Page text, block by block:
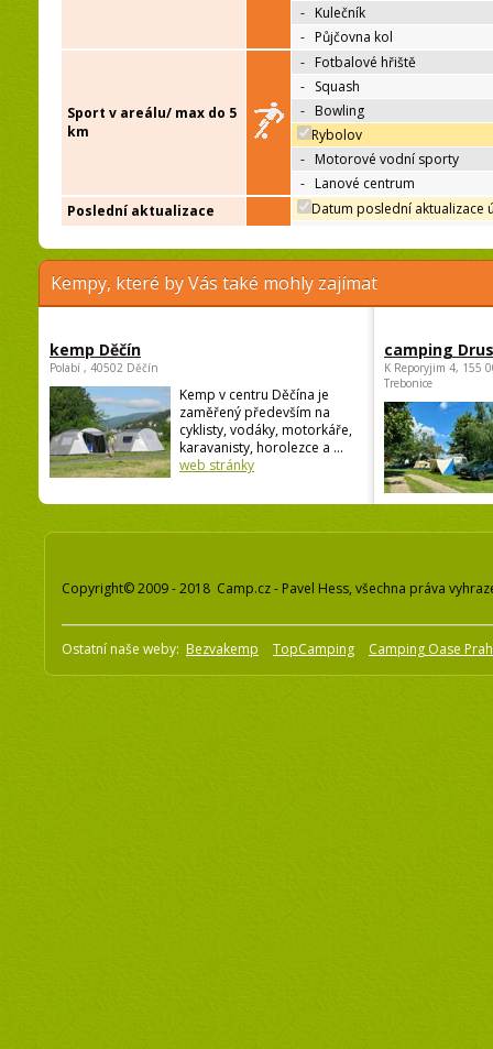
- Kulečník
- Půjčovna kol
Sport v areálu/ max do 5
km
- Fotbalové hřiště
- Squash
- Bowling
Rybolov
- Motorové vodní sporty
- Lanové centrum
Poslední aktualizace
Datum poslední aktualizace
Kempy, které by Vás také mohly zajímat
kemp Děčín
Polabí , 40502 Děčín
Kemp v centru Děčína je
zaměřený především na
cyklisty, vodáky, motorkáře,
karavanisty, horolezce a ...
web stránky
camping
K Reporyjim 4, 155
Trebonice
Copyright© 2009 - 2018 Camp.cz - Pavel Hess, všechna práva
Ostatní naše weby: Bezvakemp TopCamping Camping Oase